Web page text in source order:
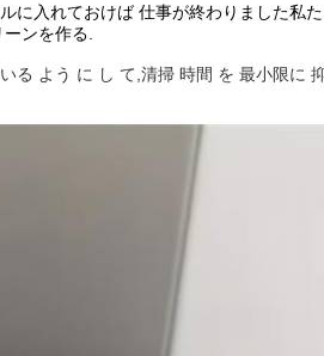
に入れておけば 仕事が終わりました私
ンを作る.
る よう に し て,清掃 時間 を 最小限に